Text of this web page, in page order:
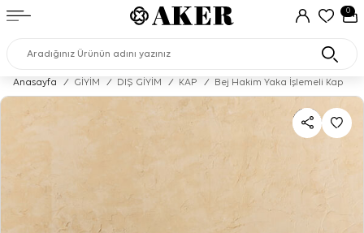
0
Anasayfa / GİYİM / DIŞ GİYİM / KAP / Bej Hakim Yaka İşlemeli Kap